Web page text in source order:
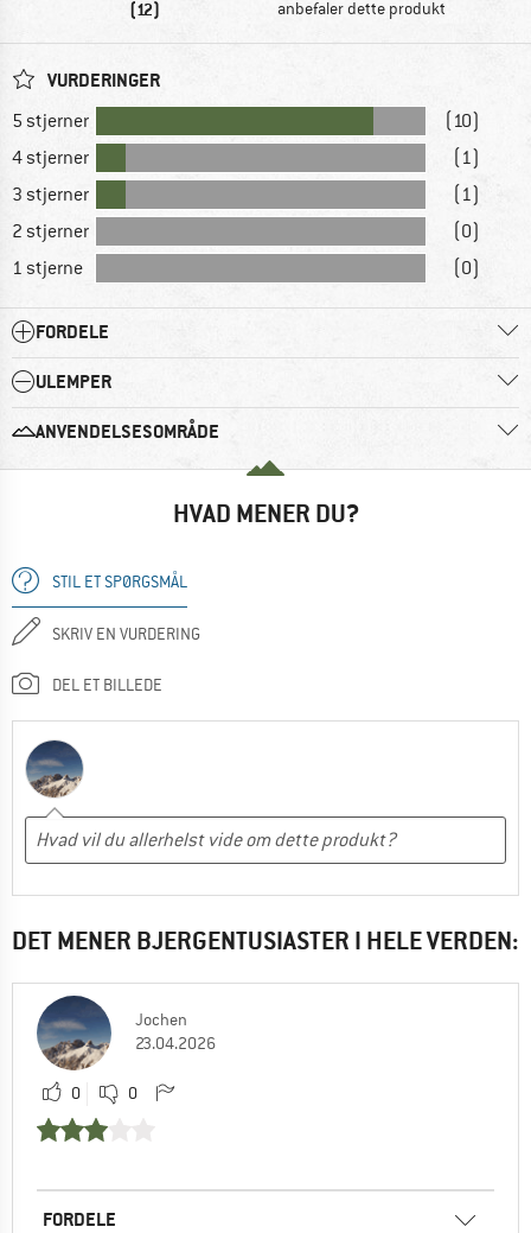
(12) anbefaler dette produkt
VURDERINGER
5 stjerner
(10)
4 stjerner
(1)
3 stjerner
(1)
2 stjerner
(0)
1 stjerne
(0)
FORDELE
ULEMPER
ANVENDELSESOMRÅDE
HVAD MENER DU?
STIL ET SPØRGSMÅL
SKRIV EN VURDERING
DEL ET BILLEDE
DET MENER BJERGENTUSIASTER I HELE VERDEN:
Jochen
23.04.2026
0 0
FORDELE